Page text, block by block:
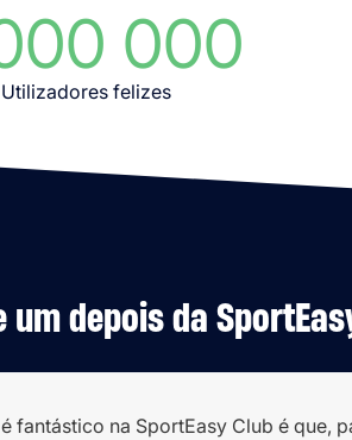
000
Utilizadores felizes
um depois da
fantástico na SportEasy Club é que,